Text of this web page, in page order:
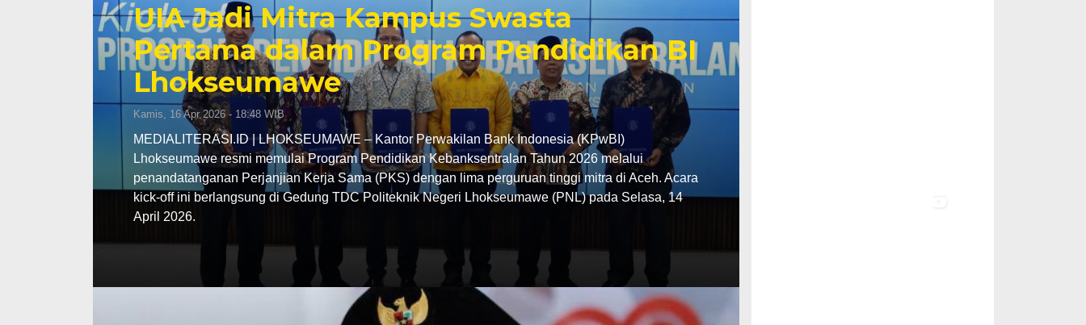
UIA Jadi Mitra Kampus Swasta
Pertama dalam Program Pendidikan BI
Lhokseumawe
Kamis, 16 Apr 2026 - 18:48 WIB
MEDIALITERASI.ID | LHOKSEUMAWE – Kantor Perwakilan Bank Indonesia (KPwBI)
Lhokseumawe resmi memulai Program Pendidikan Kebanksentralan Tahun 2026 melalui
penandatanganan Perjanjian Kerja Sama (PKS) dengan lima perguruan tinggi mitra di Aceh. Acara
kick-off ini berlangsung di Gedung TDC Politeknik Negeri Lhokseumawe (PNL) pada Selasa, 14
April 2026.